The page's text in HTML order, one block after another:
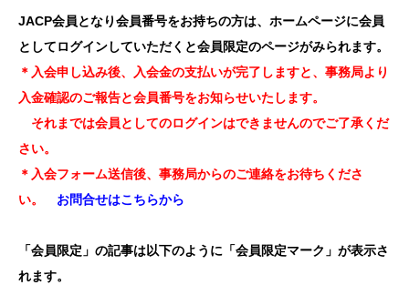
JACP会員となり会員番号をお持ちの方は、ホームページに会員
としてログインしていただくと会員限定のページがみられます。
＊入会申し込み後、入会金の支払いが完了しますと、 事務局より
入金確認のご報告と会員番号をお知らせいたします。
それまでは会員としてのログインはできませんのでご了承くだ
さい。
＊入会フォーム送信後、事務局からのご連絡をお待ちくださ
い。 お問合せはこちらから
「会員限定」の記事は以下のように「会員限定マーク」が表示さ
れます。